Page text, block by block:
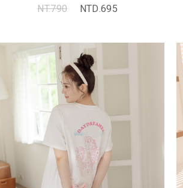
NT.790
NTD.695